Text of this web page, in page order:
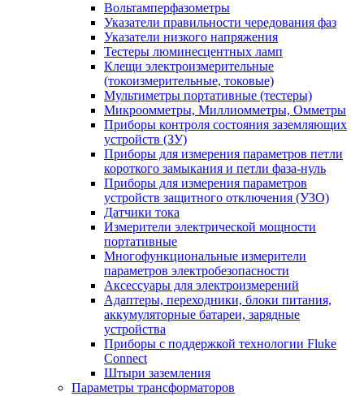
Вольтамперфазометры
Указатели правильности чередования фаз
Указатели низкого напряжения
Тестеры люминесцентных ламп
Клещи электроизмерительные
(токоизмерительные, токовые)
Мультиметры портативные (тестеры)
Микроомметры, Миллиомметры, Омметры
Приборы контроля состояния заземляющих
устройств (ЗУ)
Приборы для измерения параметров петли
короткого замыкания и петли фаза-нуль
Приборы для измерения параметров
устройств защитного отключения (УЗО)
Датчики тока
Измерители электрической мощности
портативные
Многофункциональные измерители
параметров электробезопасности
Аксессуары для электроизмерений
Адаптеры, переходники, блоки питания,
аккумуляторные батареи, зарядные
устройства
Приборы с поддержкой технологии Fluke
Connect
Штыри заземления
Параметры трансформаторов